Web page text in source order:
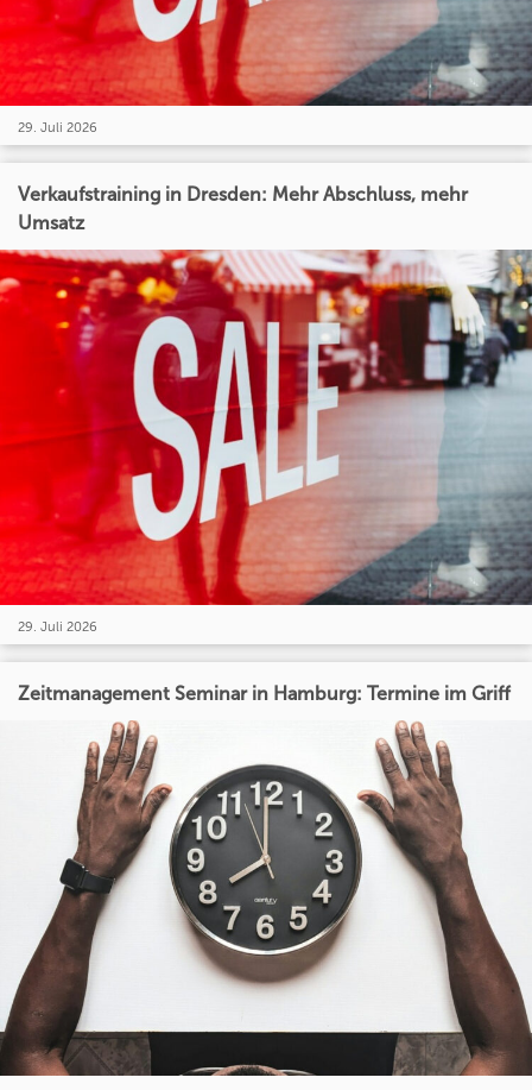
29. Juli 2026
Verkaufstraining in Dresden: Mehr Abschluss, mehr
Umsatz
29. Juli 2026
Zeitmanagement Seminar in Hamburg: Termine im Griff